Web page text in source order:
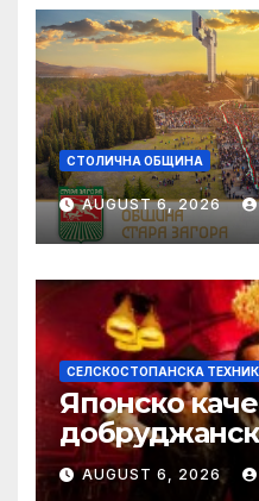
СТОЛИЧНА ОБЩИНА
AUGUST 6, 2026
СЕЛСКОСТОПАНСКА
Японско
Агротех
флагманите
AUGUST 6, 2026